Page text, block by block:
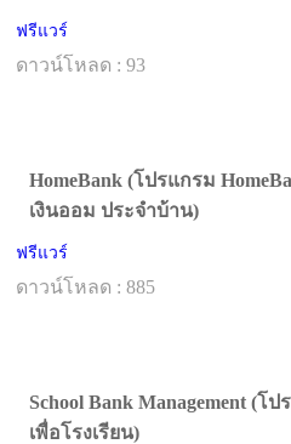
ฟรีแวร์
ดาวน์โหลด : 93
HomeBank (โปรแกรม
เงินออม ประจำบ้าน)
ฟรีแวร์
ดาวน์โหลด : 885
School Bank Management (โ
เพื่อโรงเรียน)